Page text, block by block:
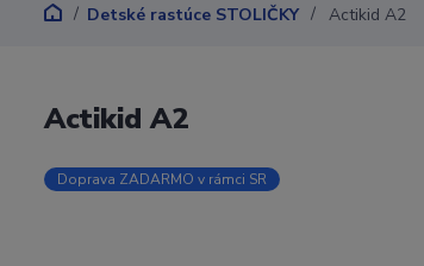
Detské rastúce STOLIČKY Actikid A2
Actikid A2
Doprava ZADARMO v rámci SR